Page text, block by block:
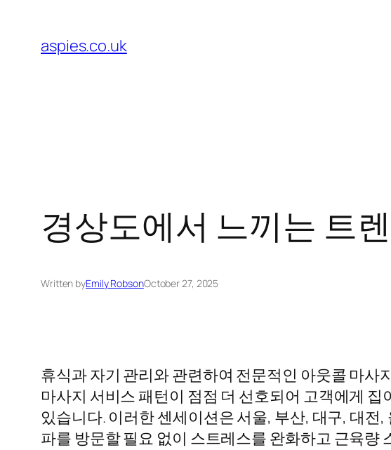
content
aspies.co.uk
경상도에서 느끼는 트
Written byEmily RobsonOctober 27, 2025
휴식과 자기 관리와 관련하여 전문적인 아웃콜 마
마사지 서비스 패턴이 점점 더 선호되어 고객에게
있습니다. 이러한 센세이션은 서울, 부산, 대구, 대전
파를 방문할 필요 없이 스트레스를 완화하고 근육